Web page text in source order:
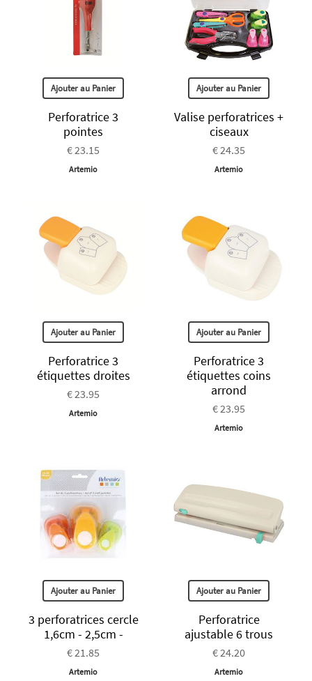
Ajouter au Panier
Perforatrice 3
pointes
€ 23.15
Artemio
Ajouter au Panier
Valise perforatrices +
ciseaux
€ 24.35
Artemio
Ajouter au Panier
Perforatrice 3
étiquettes droites
€ 23.95
Artemio
Ajouter au Panier
Perforatrice 3
étiquettes coins
arrond
€ 23.95
Artemio
Ajouter au Panier
3 perforatrices cercle
1,6cm - 2,5cm -
€ 21.85
Artemio
Ajouter au Panier
Perforatrice
ajustable 6 trous
€ 24.20
Artemio